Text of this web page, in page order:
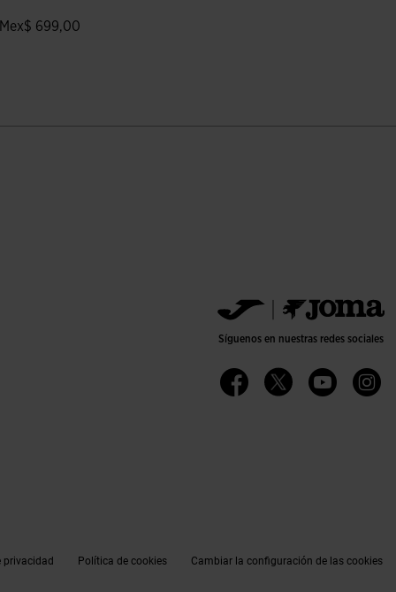
Mex$ 699,00
Síguenos en nuestras redes sociales
privacidad Política de cookies Cambiar la configuración de las cookies